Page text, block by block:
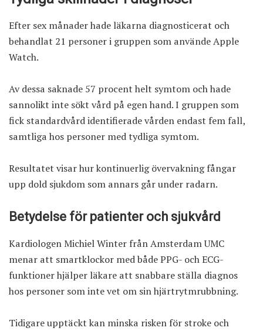
Efter sex månader hade läkarna diagnosticerat och
behandlat 21 personer i gruppen som använde Apple
Watch.
Av dessa saknade 57 procent helt symtom och hade
sannolikt inte sökt vård på egen hand. I gruppen som
fick standardvård identifierade vården endast fem fall,
samtliga hos personer med tydliga symtom.
Resultatet visar hur kontinuerlig övervakning fångar
upp dold sjukdom som annars går under radarn.
Betydelse för patienter och sjukvård
Kardiologen Michiel Winter från Amsterdam UMC
menar att smartklockor med både PPG- och ECG-
funktioner hjälper läkare att snabbare ställa diagnos
hos personer som inte vet om sin hjärtrytmrubbning.
Tidigare upptäckt kan minska risken för stroke och